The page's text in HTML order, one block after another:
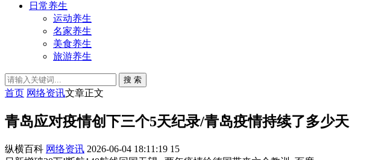
日常养生
运动养生
名家养生
美食养生
旅游养生
搜 索
首页 网络资讯文章正文
青岛应对疫情创下三个5天纪录/青岛疫情持续了多少天
纵横百科 网络资讯 2026-06-04 18:11:19 15